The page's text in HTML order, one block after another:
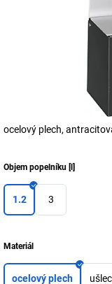
ocelový plech,
Objem popelníku [ ]
1.2 3
Materiál
ocelový plech